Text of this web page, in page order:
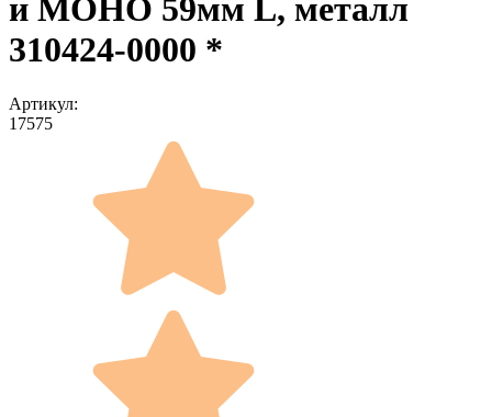
и МОНО 59мм L, металл
310424-0000 *
Артикул:
17575